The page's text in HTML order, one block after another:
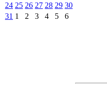
24 25 26 27 28 29 30
31 1 2 3 4 5 6